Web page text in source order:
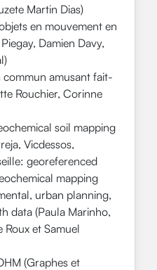
Martin Dias)
en mouvement en
Damien Davy,
commun amusant fait-
Rouchier, Corinne
soil mapping
Vicdessos,
georeferenced
mapping
urban planning,
data (Paula Marinho,
Roux et Samuel
(Graphes et